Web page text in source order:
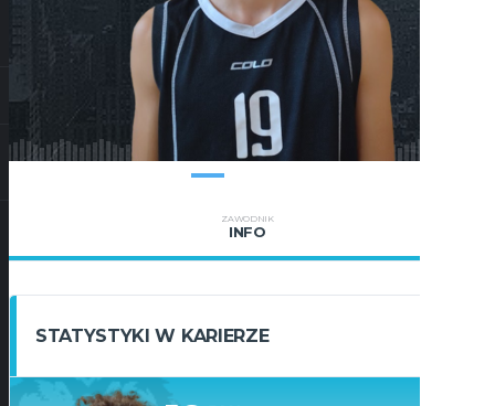
ZAWODNIK
INFO
STATYSTYKI W KARIERZE